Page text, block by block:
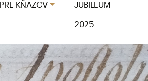
PRE KŇAZOV JUBILEUM
2025